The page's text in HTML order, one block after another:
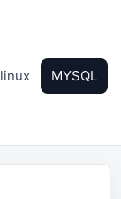
linux MYSQL